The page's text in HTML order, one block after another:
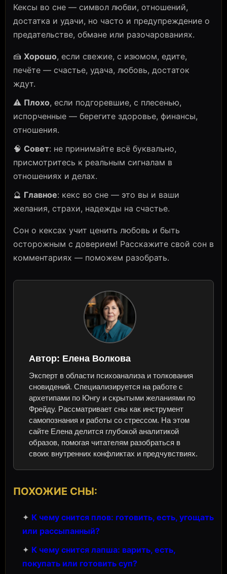
Кексы во сне — символ любви, отношений,
достатка и удачи, но часто и предупреждение о
предательстве, обмане или разочарованиях.
🍰 Хорошо, если свежие, с изюмом, едите,
печёте — счастье, удача, любовь, достаток
ждут.
⚠️ Плохо, если подгоревшие, с плесенью,
испорченные — берегите здоровье, финансы,
отношения.
🧠 Совет: не принимайте всё буквально,
присмотритесь к реальным сигналам в
отношениях и делах.
🔮 Главное: кекс во сне — это вы и ваши
желания, страхи, надежды на счастье.
Сон о кексах учит ценить любовь и быть
осторожным с доверием! Расскажите свой сон в
комментариях — поможем разобрать.
Автор: Елена Волкова
Эксперт в области психоанализа и толкования
сновидений. Специализируется на работе с
архетипами по Юнгу и скрытыми желаниями по
Фрейду. Рассматривает сны как инструмент
самопознания и работы со стрессом. На этом
сайте Елена делится глубокой аналитикой
образов, помогая читателям разобраться в
своих внутренних конфликтах и предчувствиях.
ПОХОЖИЕ СНЫ:
✦ К чему снится плов: готовить, есть, угощать
или рассыпанный?
✦ К чему снится лапша: варить, есть,
покупать или готовить суп?